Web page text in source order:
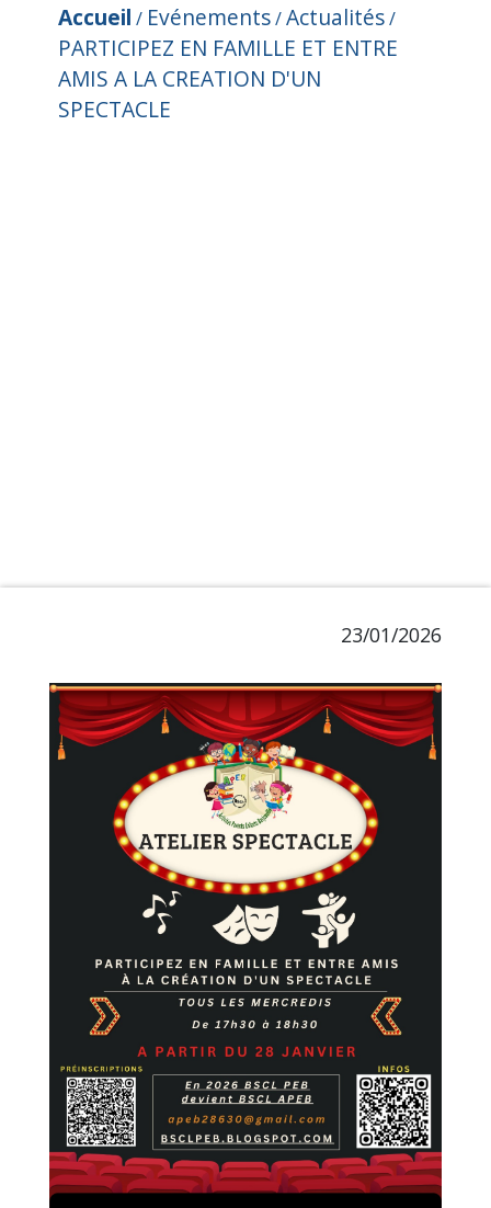
Accueil / Evénements/Actualités/
PARTICIPEZ EN FAMILLE ET ENTRE
AMIS A LA CREATION D'UN
SPECTACLE
23/01/2026